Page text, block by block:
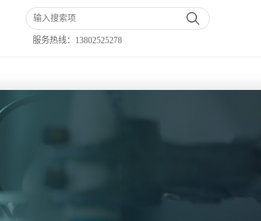
服务热线： 13802525278